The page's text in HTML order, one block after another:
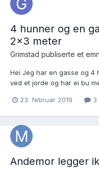
4 hunner og en
2x3 meter
Grimstad publiserte et
Hei Jeg har en gasse og 4
ved et jorde og har ei bu
er andre gangen siden jul,
23. februar 2019 3
Andemor legger